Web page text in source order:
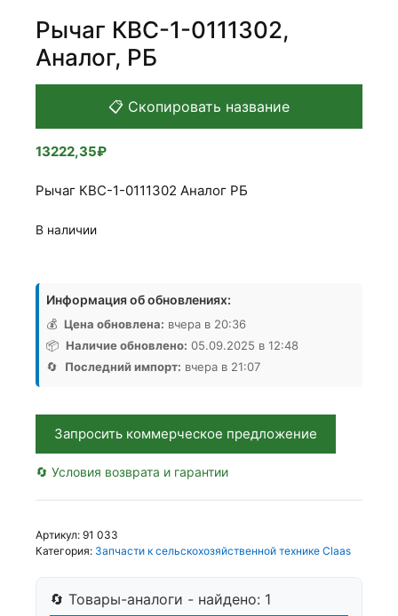
Рычаг КВС-1-0111302,
Аналог, РБ
📋 Скопировать название
13222,35₽
Рычаг КВС-1-0111302 Аналог РБ
В наличии
товара
Рычаг
КВС-1-
0111302,
Аналог,
РБ
Информация об обновлениях:
💰 Цена обновлена: вчера в 20:36
📦 Наличие обновлено: 05.09.2025 в 12:48
🔄
Последний импорт: вчера в 21:07
Запросить коммерческое предложение
🔄 Условия возврата и гарантии
Артикул: 91 033
Категория: Запчасти к сельскохозяйственной технике Claas
🔄 Товары-аналоги - найдено: 1